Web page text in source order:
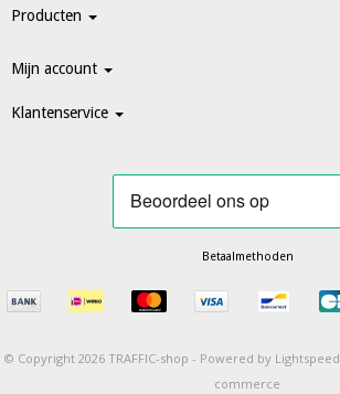
Producten
Mijn account
Klantenservice
Betaalmethoden
© Copyright 2026 TRAFFIC-shop - Powered by Lightspeed
commerce